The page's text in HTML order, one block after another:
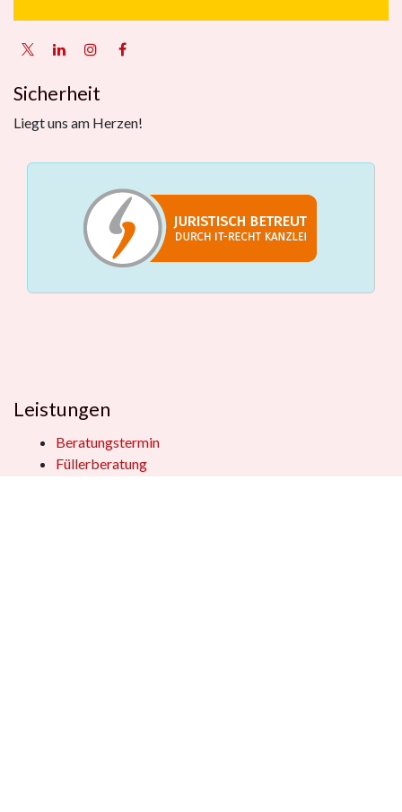
Sicherheit
Liegt uns am Herzen!
Leistungen
Beratungstermin
Füllerberatung